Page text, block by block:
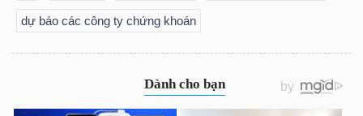
dự báo các công ty chứng khoán
YẾU